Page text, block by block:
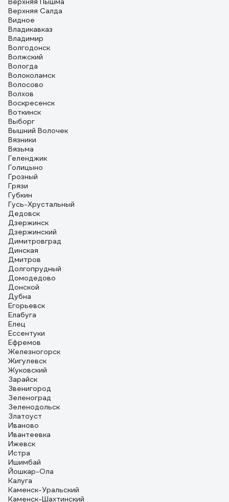
Верхняя Салда
Видное
Владикавказ
Владимир
Волгодонск
Волжский
Вологда
Волоколамск
Волосово
Волхов
Воскресенск
Воткинск
Выборг
Вышний Волочек
Вязники
Вязьма
Геленджик
Голицыно
Грозный
Грязи
Губкин
Гусь-Хрустальный
Дедовск
Дзержинск
Дзержинский
Димитровград
Динская
Дмитров
Долгопрудный
Домодедово
Донской
Дубна
Егорьевск
Елабуга
Елец
Ессентуки
Ефремов
Железногорск
Жигулевск
Жуковский
Зарайск
Звенигород
Зеленоград
Зеленодольск
Златоуст
Иваново
Ивантеевка
Ижевск
Истра
Ишимбай
Йошкар-Ола
Калуга
Каменск-Уральский
Каменск-Шахтинский